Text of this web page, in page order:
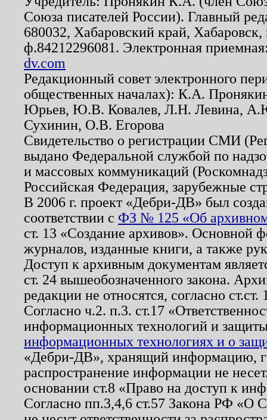
Союза писателей России). Главный
680032, Хабаровский край,
ф.84212296081. Электронная
dv.com
Редакционный совет электронного
общественных началах): К.А.
Юрьев, Ю.В. Ковалев, Л.Н. Левина,
Сухинин, О.В. Егорова
Свидетельство о регистрации СМИ
выдано Федеральной службой по
и массовых коммуникаций
Российская Федерация, зарубежные
В 2006 г. проект «Дебри-ДВ» был
соответствии с ФЗ № 125 «Об
ст. 13 «Создание архивов». Основной
журналов, изданные книги, а также
Доступ к архивным документам
ст. 24 вышеобозначенного закона.
редакции не относятся, согласно
Согласно ч.2. п.3. ст.17
информационных технологий и
информационных технологиях и о
«Дебри-ДВ», хранящий информацию,
распространение информации не
основании ст.8 «Право на доступ к
Согласно пп.3,4,6 ст.57 Закона РФ «О